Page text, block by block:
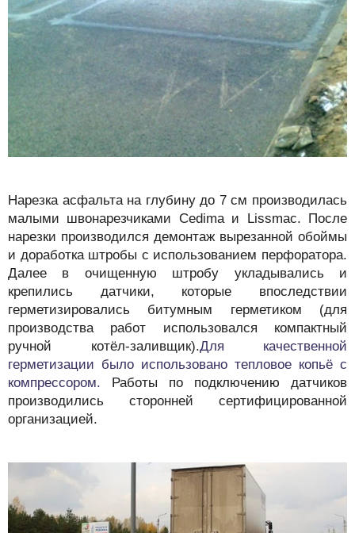
Нарезка асфальта на глубину до 7 см производилась
малыми швонарезчиками Cedima и Lissmac. После
нарезки производился демонтаж вырезанной обоймы
и доработка штробы с использованием перфоратора.
Далее в очищенную штробу укладывались и
крепились датчики, которые впоследствии
герметизировались битумным герметиком (для
производства работ использовался компактный
ручной котёл-заливщик).Для качественной
герметизации было использовано тепловое копьё с
компрессором. Работы по подключению датчиков
производились сторонней сертифицированной
организацией.